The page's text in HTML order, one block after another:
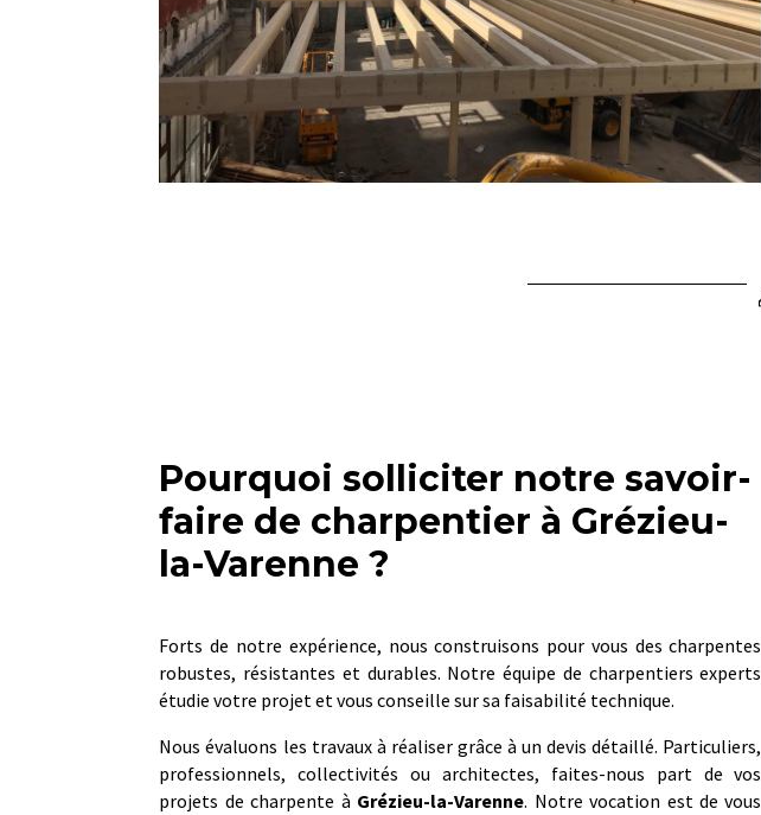
Pourquoi solliciter notre savoir-
faire de charpentier à Grézieu-
la-Varenne ?
Forts de notre expérience, nous construisons pour vous des charpentes
robustes, résistantes et durables. Notre équipe de charpentiers experts
étudie votre projet et vous conseille sur sa faisabilité technique.
Nous évaluons les travaux à réaliser grâce à un devis détaillé. Particuliers,
professionnels, collectivités ou architectes, faites-nous part de vos
projets de charpente à Grézieu-la-Varenne. Notre vocation est de vous